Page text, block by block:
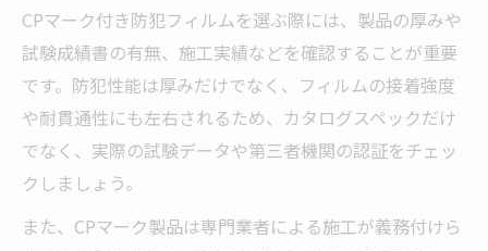
CPマーク付き防犯フィルムを選ぶ際には、製品の厚みや
試験成績書の有無、施工実績などを確認することが重要
です。防犯性能は厚みだけでなく、フィルムの接着強度
や耐貫通性にも左右されるため、カタログスペックだけ
でなく、実際の試験データや第三者機関の認証をチェッ
クしましょう。
また、CPマーク製品は専門業者による施工が義務付けら